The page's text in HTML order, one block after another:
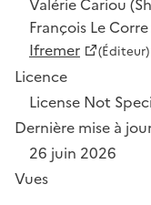
François Le
Ifremer (Éditeur)
Licence
License Not
Dernière mise à
26 juin 2026
Vues